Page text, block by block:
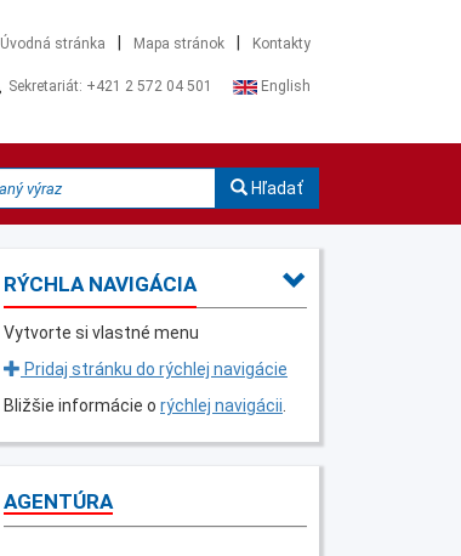
Úvodná stránka Mapa stránok Kontakty
Sekretariát: +421 2 572 04 501 English
Hľadať
RÝCHLA NAVIGÁCIA
Vytvorte si vlastné menu
Pridaj stránku do rýchlej navigácie
Bližšie informácie o rýchlej navigácii
AGENTÚRA